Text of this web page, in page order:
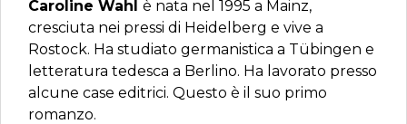
Caroline Wahl è nata nel 1995 a Mainz,
cresciuta nei pressi di Heidelberg e vive a
Rostock. Ha studiato germanistica a Tübingen e
letteratura tedesca a Berlino. Ha lavorato presso
alcune case editrici. Questo è il suo primo
romanzo.